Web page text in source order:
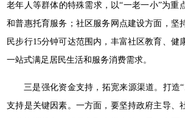
老年人等群体的特殊需求，以“一老一小”为重
和普惠托育服务；社区服务网点建设方面，坚
民步行15分钟可达范围内，丰富社区教育、健
一站式满足居民生活和服务消费需求。
三是强化资金支持，拓宽来源渠道。打造
支持是关键因素。一方面，要坚持政府主导、